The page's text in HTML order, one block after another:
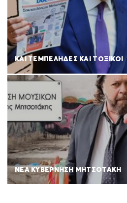
ΚΑΙ ΤΕΜΠΕΛΗΔΕΣ ΚΑΙ ΤΟΞΙΚΟΙ
ΝΕΑ ΚΥΒΕΡΝΗΣΗ ΜΗΤΣΟΤΑΚΗ